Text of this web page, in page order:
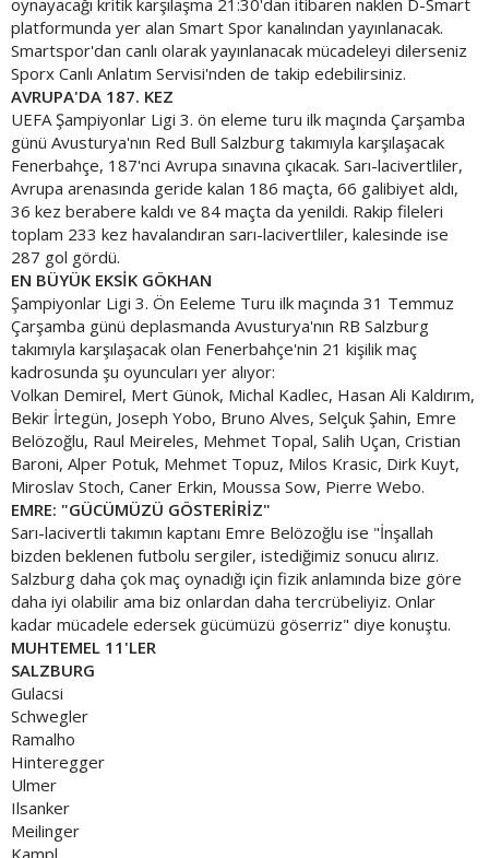
platformunda yer alan Smart Spor kanalından yayınlanacak.
Smartspor'dan canlı olarak yayınlanacak mücadeleyi dilerseniz
Sporx Canlı Anlatım Servisi'nden de takip edebilirsiniz.
AVRUPA'DA 187. KEZ
UEFA Şampiyonlar Ligi 3. ön eleme turu ilk maçında Çarşamba
günü Avusturya'nın Red Bull Salzburg takımıyla karşılaşacak
Fenerbahçe, 187'nci Avrupa sınavına çıkacak. Sarı-lacivertliler,
Avrupa arenasında geride kalan 186 maçta, 66 galibiyet aldı,
36 kez berabere kaldı ve 84 maçta da yenildi. Rakip fileleri
toplam 233 kez havalandıran sarı-lacivertliler, kalesinde ise
287 gol gördü.
EN BÜYÜK EKSİK GÖKHAN
Şampiyonlar Ligi 3. Ön Eeleme Turu ilk maçında 31 Temmuz
Çarşamba günü deplasmanda Avusturya'nın RB Salzburg
takımıyla karşılaşacak olan Fenerbahçe'nin 21 kişilik maç
kadrosunda şu oyuncuları yer alıyor:
Volkan Demirel, Mert Günok, Michal Kadlec, Hasan Ali Kaldırım,
Bekir İrtegün, Joseph Yobo, Bruno Alves, Selçuk Şahin, Emre
Belözoğlu, Raul Meireles, Mehmet Topal, Salih Uçan, Cristian
Baroni, Alper Potuk, Mehmet Topuz, Milos Krasic, Dirk Kuyt,
Miroslav Stoch, Caner Erkin, Moussa Sow, Pierre Webo.
EMRE: "GÜCÜMÜZÜ GÖSTERİRİZ"
Sarı-lacivertli takımın kaptanı Emre Belözoğlu ise "İnşallah
bizden beklenen futbolu sergiler, istediğimiz sonucu alırız.
Salzburg daha çok maç oynadığı için fizik anlamında bize göre
daha iyi olabilir ama biz onlardan daha tercrübeliyiz. Onlar
kadar mücadele edersek gücümüzü göserriz" diye konuştu.
MUHTEMEL 11'LER
SALZBURG
Gulacsi
Schwegler
Ramalho
Hinteregger
Ulmer
Ilsanker
Meilinger
Kampl